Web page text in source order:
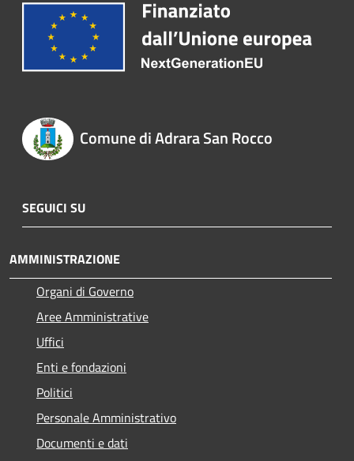
Comune di Adrara San Rocco
SEGUICI SU
AMMINISTRAZIONE
Organi di Governo
Aree Amministrative
Uffici
Enti e fondazioni
Politici
Personale Amministrativo
Documenti e dati